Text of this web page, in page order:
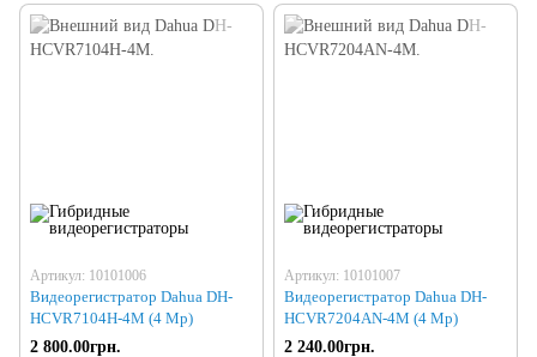
Артикул: 10101006
Видеорегистратор Dahua DH-
HCVR7104H-4M (4 Mp)
2 800.00грн.
Артикул: 10101007
Видеорегистратор Dahua DH-
HCVR7204AN-4M (4 Mp)
2 240.00грн.